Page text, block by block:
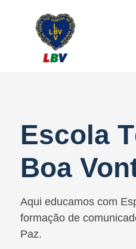
Escola
Boa
Aqui educamos com
formação de
Paz.